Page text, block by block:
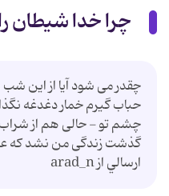
چرا خدا شيطان
چقدر می شود آیا از این شب
حباب گیرم خمار دغدغه
چشم تو - حالی هم از
گذشت زندگی من نشد که
ارسالي از arad_n